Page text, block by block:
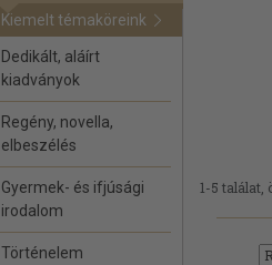
Kiemelt témaköreink
Dedikált, aláírt
kiadványok
Regény, novella,
elbeszélés
Gyermek- és ifjúsági
irodalom
Történelem
1-5 találat,